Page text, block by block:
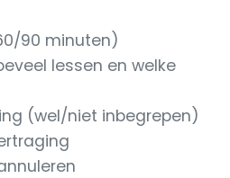
90 minuten)
lessen en welke
(wel/niet inbegrepen)